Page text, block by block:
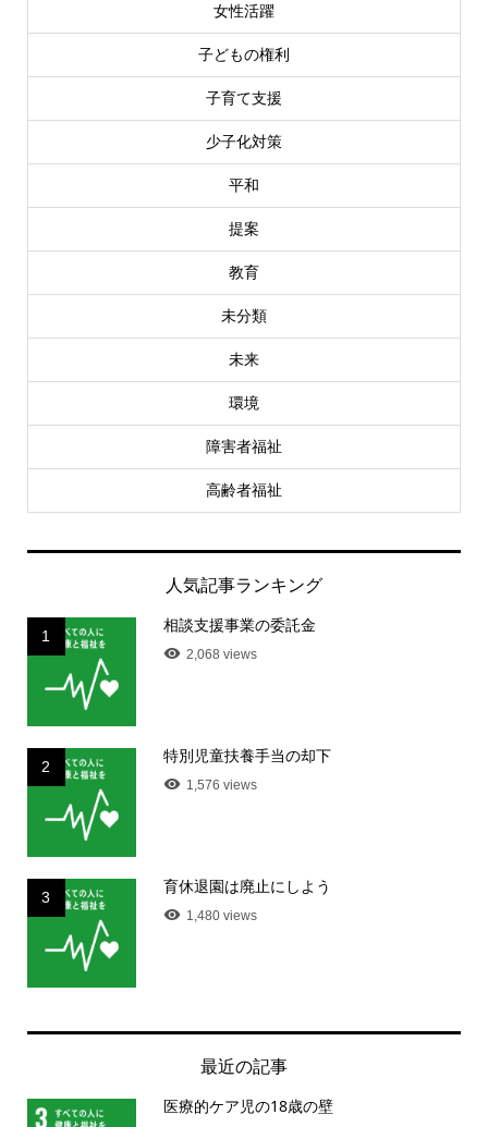
女性活躍
子どもの権利
子育て支援
少子化対策
平和
提案
教育
未分類
未来
環境
障害者福祉
高齢者福祉
人気記事ランキング
1
相談支援事業の委託金
2,068 views
2
特別児童扶養手当の却下
1,576 views
3
育休退園は廃止にしよう
1,480 views
最近の記事
医療的ケア児の18歳の壁